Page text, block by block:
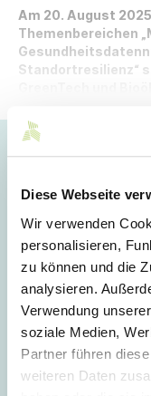
Diese Webseite
Wir verwenden
personalisieren,
zu können und die
analysieren.
Verwendung
soziale Medien,
Partner führen
weiteren Daten
Am 20. August
Themenbereichen
Standortresilienz“
Förderprogramms
Dieser
Login
E-Mail
Passwort